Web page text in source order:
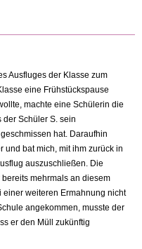
Ausfluges der Klasse zum
eine Frühstückspause
machte eine Schülerin die
der Schüler S. sein
hat. Daraufhin
und bat mich, mit ihm zurück in
auszuschließen. Die
mehrmals an diesem
einer weiteren Ermahnung nicht
angekommen, musste der
er den Müll zukünftig